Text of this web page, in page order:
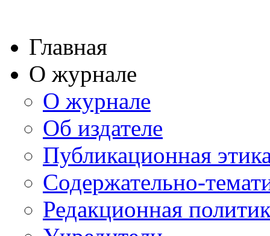
Главная
О журнале
О журнале
Об издателе
Публикационная
Содержательно-
Редакционная